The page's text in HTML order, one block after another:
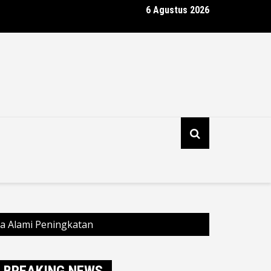
Laporan GPS, Polsek Ngaras Tangkap Dua Tersangka Curat
6 Agustus 2026
Alami Peningkatan